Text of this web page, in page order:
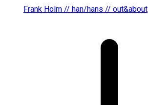
Frank Holm // han/hans // out&about